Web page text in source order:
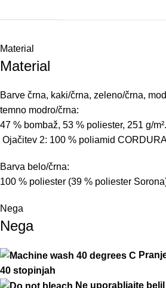
Material
Material
Barve črna, kaki/črna, zeleno/črna,
temno modro/črna:
47 % bombaž, 53 % poliester, 251 g/m².
Ojačitev 2: 100 % poliamid
Barva belo/črna:
100 % poliester (39 % poliester Sorona
Nega
Nega
40 stopinjah
Ne uporabljajte belil